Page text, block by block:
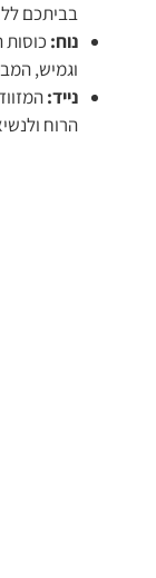
בביתכם
נוח: כוסות
וגמיש,
נייד:
הרוח